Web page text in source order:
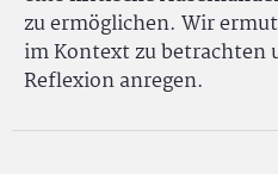
zu ermöglichen. Wir
im Kontext zu betrachten
Reflexion anregen.